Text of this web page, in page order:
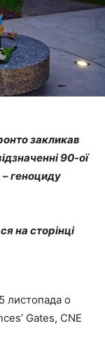
закликав
90-ої
геноциду
на сторінці
листопада о
Gates, CNE